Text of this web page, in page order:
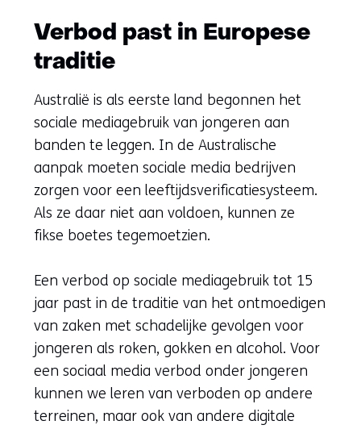
Verbod past in Europese
traditie
Australië is als eerste land begonnen het
sociale mediagebruik van jongeren aan
banden te leggen. In de Australische
aanpak moeten sociale media bedrijven
zorgen voor een leeftijdsverificatiesysteem.
Als ze daar niet aan voldoen, kunnen ze
fikse boetes tegemoetzien.
Een verbod op sociale mediagebruik tot 15
jaar past in de traditie van het ontmoedigen
van zaken met schadelijke gevolgen voor
jongeren als roken, gokken en alcohol. Voor
een sociaal media verbod onder jongeren
kunnen we leren van verboden op andere
terreinen, maar ook van andere digitale